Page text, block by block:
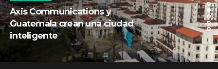
Axis Communications y
Guatemala crean una ciudad
inteligente